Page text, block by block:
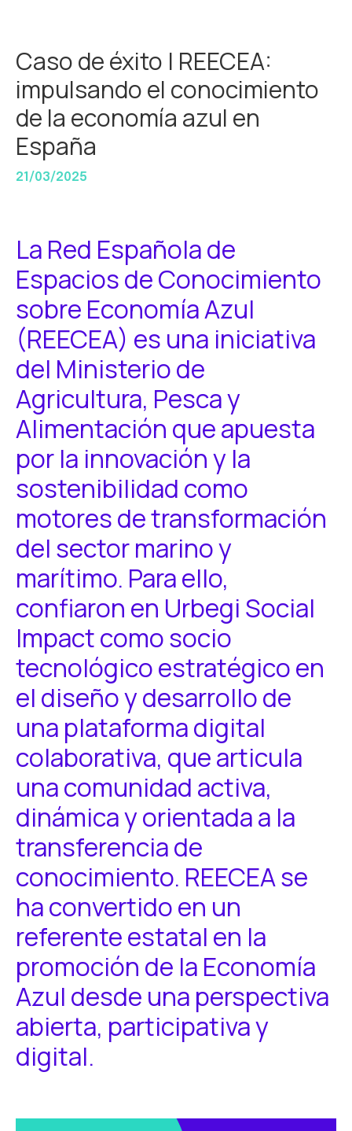
Caso de éxito | REECEA:
impulsando el conocimiento
de la economía azul en
España
21/03/2025
La Red Española de
Espacios de Conocimiento
sobre Economía Azul
(REECEA) es una iniciativa
del Ministerio de
Agricultura, Pesca y
Alimentación que apuesta
por la innovación y la
sostenibilidad como
motores de transformación
del sector marino y
marítimo. Para ello,
confiaron en Urbegi Social
Impact como socio
tecnológico estratégico en
el diseño y desarrollo de
una plataforma digital
colaborativa, que articula
una comunidad activa,
dinámica y orientada a la
transferencia de
conocimiento. REECEA se
ha convertido en un
referente estatal en la
promoción de la Economía
Azul desde una perspectiva
abierta, participativa y
digital.